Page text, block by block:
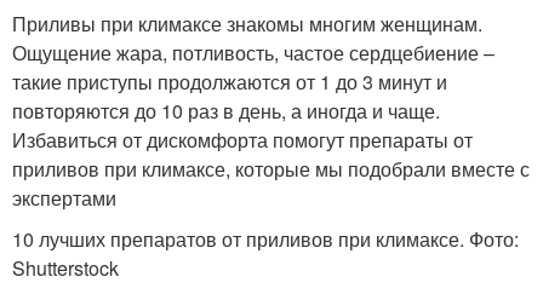
Приливы при климаксе знакомы многим женщинам.
Ощущение жара, потливость, частое сердцебиение –
такие приступы продолжаются от 1 до 3 минут и
повторяются до 10 раз в день, а иногда и чаще.
Избавиться от дискомфорта помогут препараты от
приливов при климаксе, которые мы подобрали вместе с
экспертами
10 лучших препаратов от приливов при климаксе. Фото:
Shutterstock